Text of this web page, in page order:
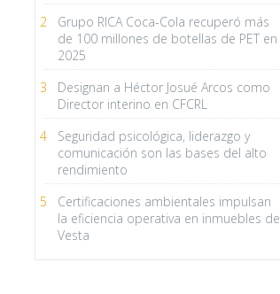
2
Grupo RICA Coca-Cola recuperó más
de 100 millones de botellas de PET en
2025
3
Designan a Héctor Josué Arcos como
Director interino en CFCRL
4
Seguridad psicológica, liderazgo y
comunicación son las bases del alto
rendimiento
5
Certificaciones ambientales impulsan
la eficiencia operativa en inmuebles de
Vesta